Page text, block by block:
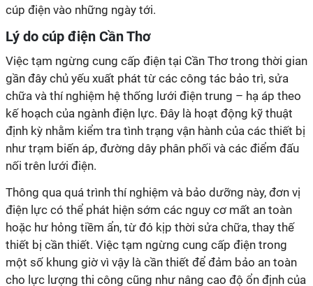
cúp điện vào những ngày tới.
Lý do cúp điện Cần Thơ
Việc tạm ngừng cung cấp điện tại Cần Thơ trong thời gian
gần đây chủ yếu xuất phát từ các công tác bảo trì, sửa
chữa và thí nghiệm hệ thống lưới điện trung – hạ áp theo
kế hoạch của ngành điện lực. Đây là hoạt động kỹ thuật
định kỳ nhằm kiểm tra tình trạng vận hành của các thiết bị
như trạm biến áp, đường dây phân phối và các điểm đấu
nối trên lưới điện.
Thông qua quá trình thí nghiệm và bảo dưỡng này, đơn vị
điện lực có thể phát hiện sớm các nguy cơ mất an toàn
hoặc hư hỏng tiềm ẩn, từ đó kịp thời sửa chữa, thay thế
thiết bị cần thiết. Việc tạm ngừng cung cấp điện trong
một số khung giờ vì vậy là cần thiết để đảm bảo an toàn
cho lực lượng thi công cũng như nâng cao độ ổn định của